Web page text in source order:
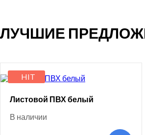
ЛУЧШИЕ
HIT
Листовой ПВХ белый
В наличии